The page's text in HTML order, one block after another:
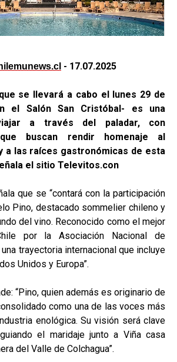
- 17.07.2025
se llevará a cabo el lunes 29 de
el Salón San Cristóbal- es una
a través del paladar, con
buscan rendir homenaje al
a las raíces gastronómicas de esta
el sitio Televitos.con
que se “contará con la participación
Pino, destacado sommelier chileno y
del vino. Reconocido como el mejor
por la Asociación Nacional de
una trayectoria internacional que incluye
Unidos y Europa”.
“Pino, quien además es originario de
como una de las voces más
enológica. Su visión será clave
el maridaje junto a Viña casa
del Valle de Colchagua”.